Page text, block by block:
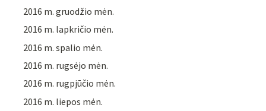
2016 m. gruodžio mėn.
2016 m. lapkričio mėn.
2016 m. spalio mėn.
2016 m. rugsėjo mėn.
2016 m. rugpjūčio mėn.
2016 m. liepos mėn.